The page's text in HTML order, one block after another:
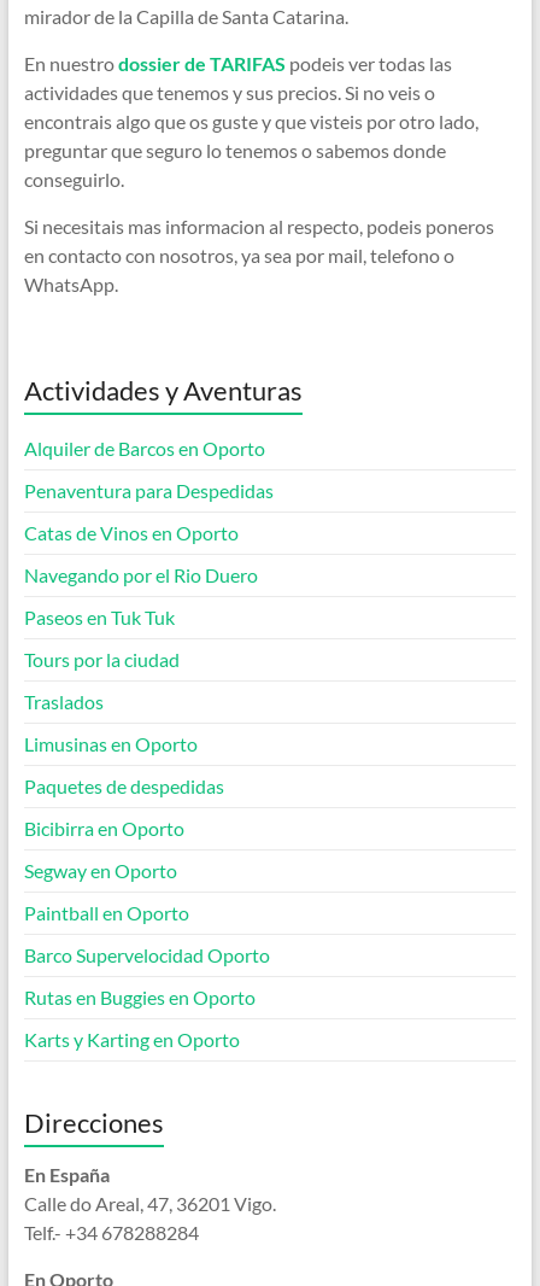
mirador de la Capilla de Santa Catarina.
En nuestrodossier de TARIFAS podeis ver todas las
actividades que tenemos y sus precios. Si no veis o
encontrais algo que os guste y que visteis por otro lado,
preguntar que seguro lo tenemos o sabemos donde
conseguirlo.
Si necesitais mas informacion al respecto, podeis poneros
en contacto con nosotros, ya sea por mail, telefono o
WhatsApp.
Actividades y Aventuras
Alquiler de Barcos en Oporto
Penaventura para Despedidas
Catas de Vinos en Oporto
Navegando por el Rio Duero
Paseos en Tuk Tuk
Tours por la ciudad
Traslados
Limusinas en Oporto
Paquetes de despedidas
Bicibirra en Oporto
Segway en Oporto
Paintball en Oporto
Barco Supervelocidad Oporto
Rutas en Buggies en Oporto
Karts y Karting en Oporto
Direcciones
En España
Calledo Areal, 47, 36201 Vigo.
Telf.- +34 678288284
En Oporto